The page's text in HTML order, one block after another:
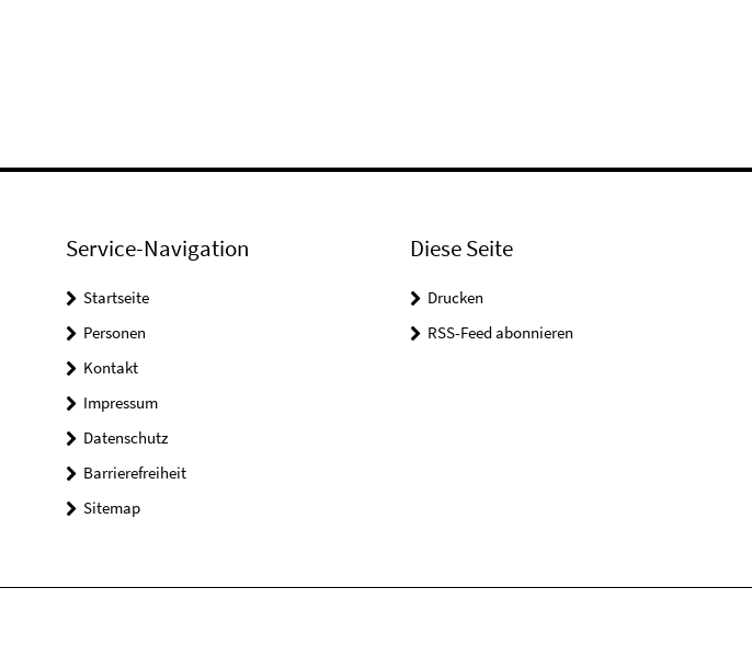
Service-Navigation
Startseite
Personen
Kontakt
Impressum
Datenschutz
Barrierefreiheit
Sitemap
Diese Seite
Drucken
RSS-Feed abonnieren